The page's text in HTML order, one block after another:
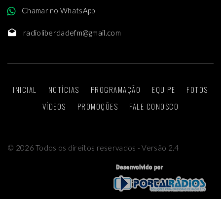
Chamar no WhatsApp
radioliberdadefm@gmail.com
INICIAL NOTÍCIAS PROGRAMAÇÃO EQUIPE
FOTOS
VÍDEOS
PROMOÇÕES FALE CONOSCO
© 2026 Todos os direitos reservados - Versão 2.4